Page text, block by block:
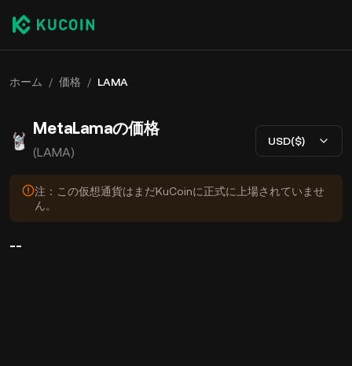
ホーム / 価格 / LAMA
MetaLamaの価格
(LAMA)
USD($)
注：この仮想通貨はまだKuCoinに正式に上場されていませ
ん。
--